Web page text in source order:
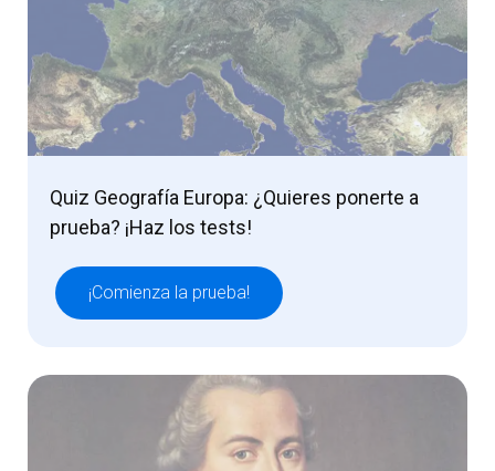
Quiz Geografía Europa: ¿Quieres ponerte a
prueba? ¡Haz los tests!
¡Comienza la prueba!